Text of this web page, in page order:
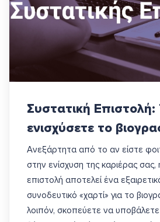
Συστατική Επιστολή:
ενισχύσετε το
Ανεξάρτητα από το αν είστε
στην ενίσχυση της καριέρας σας,
επιστολή αποτελεί ένα
συνοδευτικό «χαρτί» για το
λοιπόν, σκοπεύετε να υποβάλετε